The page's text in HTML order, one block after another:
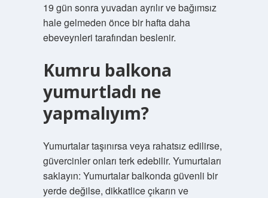
19 gün sonra yuvadan ayrılır ve bağımsız
hale gelmeden önce bir hafta daha
ebeveynleri tarafından beslenir.
Kumru balkona
yumurtladı ne
yapmalıyım?
Yumurtalar taşınırsa veya rahatsız edilirse,
güvercinler onları terk edebilir. Yumurtaları
saklayın: Yumurtalar balkonda güvenli bir
yerde değilse, dikkatlice çıkarın ve